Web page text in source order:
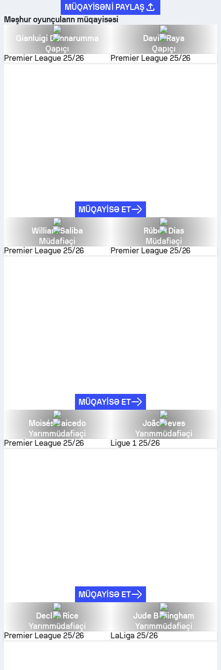
MÜQAYISƏNI PAYLAŞ
Məşhur oyunçuların müqayisəsi
Gianluigi Donnarumma
Qapıçı
Premier League 25/26
David Raya
Qapıçı
Premier League 25/26
MÜQAYISƏ ET
William Saliba
Müdafiəçi
Premier League 25/26
Rúben Dias
Müdafiəçi
Premier League 25/26
MÜQAYISƏ ET
Moisés Caicedo
Yarımmüdafiəçi
Premier League 25/26
João Neves
Yarımmüdafiəçi
Ligue 1 25/26
MÜQAYISƏ ET
Declan Rice
Yarımmüdafiəçi
Premier League 25/26
Jude Bellingham
Yarımmüdafiəçi
LaLiga 25/26